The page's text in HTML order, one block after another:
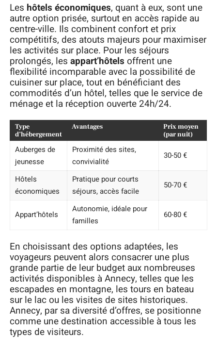
Les hôtels économiques, quant à eux, sont une
autre option prisée, surtout en accès rapide au
centre-ville. Ils combinent confort et prix
compétitifs, des atouts majeurs pour maximiser
les activités sur place. Pour les séjours
prolongés, les appart’hôtels offrent une
flexibilité incomparable avec la possibilité de
cuisiner sur place, tout en bénéficiant des
commodités d’un hôtel, telles que le service de
ménage et la réception ouverte 24h/24.
Type
d’hébergement
Avantages
Prix moyen
(par nuit)
Auberges de
jeunesse
Proximité des sites,
convivialité
30-50 €
Hôtels
économiques
Pratique pour courts
séjours, accès facile
50-70 €
Appart’hôtels
Autonomie, idéale pour
familles
60-80 €
En choisissant des options adaptées, les
voyageurs peuvent alors consacrer une plus
grande partie de leur budget aux nombreuses
activités disponibles à Annecy, telles que les
escapades en montagne, les tours en bateau
sur le lac ou les visites de sites historiques.
Annecy, par sa diversité d’offres, se positionne
comme une destination accessible à tous les
types de visiteurs.